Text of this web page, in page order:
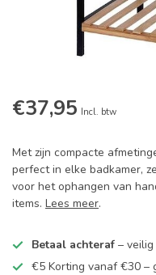
€37,95 Incl. btw
Met zijn compacte
perfect in elke badkamer,
voor het ophangen van
items. Lees meer.
Betaal achteraf –
€5 Korting vanaf €30 –